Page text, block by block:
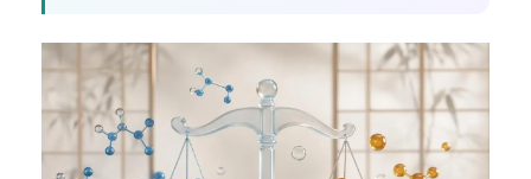
Македонски јазик
Euskara
Gàidhlig